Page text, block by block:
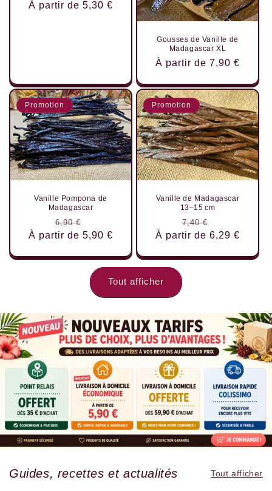
habituelpromotionnel
À partir de 5,30 €
Gousses de Vanille de
Madagascar XL
Prix
À partir de 7,90 €
Promotion
Vanille Pompona de
Madagascar
Prix
habituel
6,90 €
promotionnel
À partir de 5,90 €
Promotion
Vanille de Madagascar
13–15 cm
Prix
habituel
7,40 €
À partir de 6,29 €
Tout afficher
Guides, recettes et actualités Tout afficher